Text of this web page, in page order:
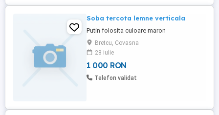
Soba tercota lemne verticala
Putin folosita culoare maron
Bretcu, Covasna
28 iulie
1 000 RON
Telefon validat